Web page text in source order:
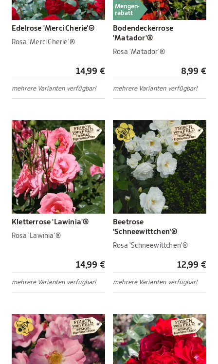
Edelrose 'Merci Cherie'®
Rosa 'Merci Cherie'®
14,99 €
mehrere Varianten verfügbar!
Mengen-
rabatt
Bodendeckerrose
'Matador'®
Rosa 'Matador'®
8,99 €
mehrere Varianten verfügbar!
Kletterrose 'Lawinia'®
Rosa 'Lawinia'®
14,99 €
mehrere Varianten verfügbar!
Beetrose
'Schneewittchen'®
Rosa 'Schneewittchen'®
12,99 €
mehrere Varianten verfügbar!